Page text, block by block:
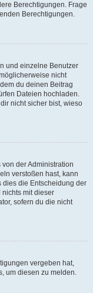
Berechtigungen. Frage
Berechtigungen.
und einzelne Benutzer
nicht
du deinen Beitrag
Dateien hochladen.
nicht sicher bist, wieso
der Administration
verstoßen hast, kann
dies die Entscheidung der
mit dieser
sofern du die nicht
vergeben hat,
um diesen zu melden.